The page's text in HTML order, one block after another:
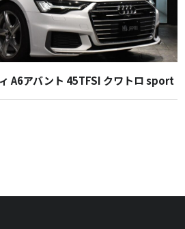
アバント 45TFSI クワトロ sport